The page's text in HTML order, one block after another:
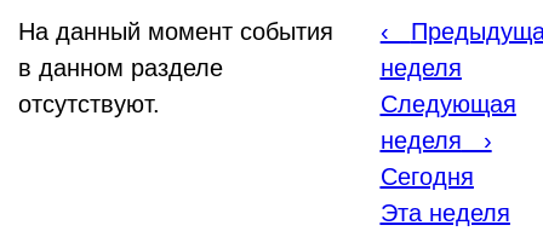
На данный момент события
в данном разделе
отсутствуют.
‹
неделя
Следующая
неделя ›
Сегодня
Эта неделя